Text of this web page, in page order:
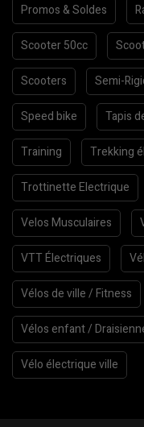
Promos & Soldes
Scooter 50cc
Scooters Semi-
Speed bike Tapis
Training Trekking
Trottinette Electrique
Velos Musculaires
VTT Électriques
Vélos de ville / Fitness
Vélos enfant /
Vélo électrique ville